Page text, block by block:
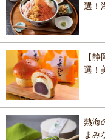
選！
【
選！
熱海
まみ